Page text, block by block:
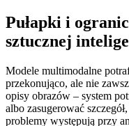
Pułapki i
sztucznej
Modele multimodalne
przekonująco, ale nie
opisy obrazów – system
albo zasugerować
problemy występują przy